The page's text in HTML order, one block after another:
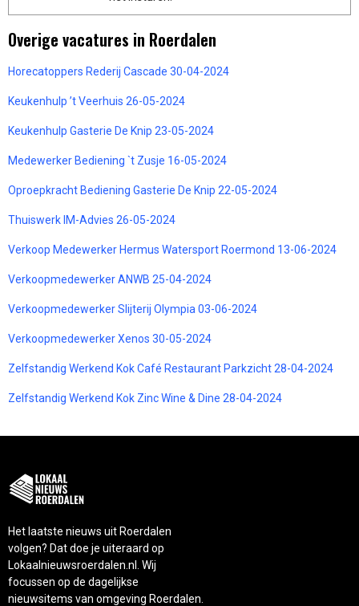
Overige vacatures in Roerdalen
Horecatoppers Rederij Cascade 30-04-2024
Keukenhulp ’t Veerhuis 26-05-2024
Keukenhulp Gasterie De Knip 23-05-2024
Medewerker Bediening `t Zusje 16-05-2024
Oproepkracht Bediening Gasterie De Knip 22-05-2024
Thuiswerk IM-Advies 26-05-2024
Verkoop Medewerker Hermus Watersport Roermond 13-06-2024
Verkoopmedewerker ANWB 25-04-2024
Verkoopmedewerker Slijterij Olympia 03-06-2024
Verkoopmedewerker Xenos 30-05-2024
Zelfstandig Werkend Kok Café Restaurant Parkzicht 28-04-2024
Zelfstandig Werkend Kok Zinc Wine & Dine 28-04-2024
Het laatste nieuws uit Roerdalen
volgen? Dat doe je uiteraard op
Lokaalnieuwsroerdalen.nl. Wij
focussen op de dagelijkse
nieuwsitems van omgeving Roerdalen.